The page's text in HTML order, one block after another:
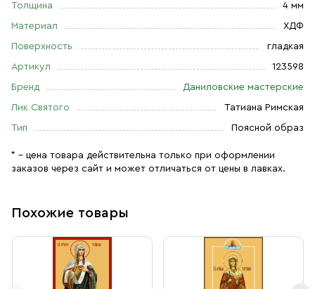
Толщина 4 мм
Материал ХДФ
Поверхность гладкая
Артикул 123598
Бренд Даниловские мастерские
Лик Святого Татиана Римская
Тип Поясной образ
* – цена товара действительна только при оформлении
заказов через сайт и может отличаться от цены в лавках.
Похожие товары